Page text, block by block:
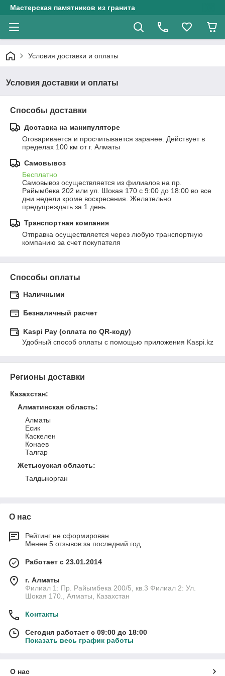
Мастерская памятников из гранита
Условия доставки и оплаты
Условия доставки и оплаты
Способы доставки
Доставка на манипуляторе
Оговаривается и просчитывается заранее. Действует в
пределах 100 км от г. Алматы
Самовывоз
Бесплатно
Самовывоз осуществляется из филиалов на пр.
Райымбека 202 или ул. Шокая 170 с 9:00 до 18:00 во все
дни недели кроме воскресения. Желательно
предупреждать за 1 день.
Транспортная компания
Отправка осуществляется через любую транспортную
компанию за счет покупателя
Способы оплаты
Наличными
Безналичный расчет
Kaspi Pay (оплата по QR-коду)
Удобный способ оплаты с помощью приложения Kaspi.kz
Регионы доставки
Казахстан:
Алматинская область:
Алматы
Есик
Каскелен
Конаев
Талгар
Жетысуская область:
Талдыкорган
О нас
Рейтинг не сформирован
Менее 5 отзывов за последний год
Работает с 23.01.2014
г. Алматы
Филиал 1: Пр. Райымбека 200/5, кв.3 Филиал 2: Ул.
Шокая 170., Алматы, Казахстан
Контакты
Сегодня работает с 09:00 до 18:00
Показать весь график работы
О нас